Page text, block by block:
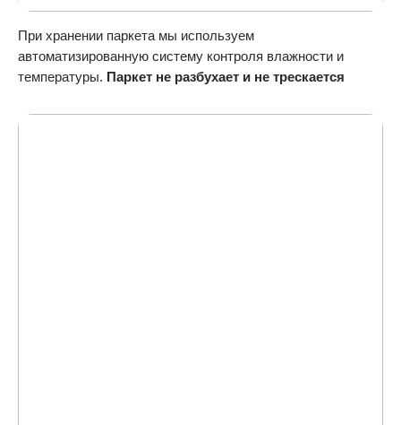
При хранении паркета мы используем
автоматизированную систему контроля влажности и
температуры. Паркет не разбухает и не трескается